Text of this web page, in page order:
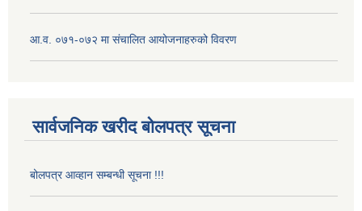
आ.व. ०७१-०७२ मा संचालित आयोजनाहरुको विवरण
सार्वजनिक खरीद बोलपत्र सूचना
बोलपत्र आव्हान सम्बन्धी सूचना !!!